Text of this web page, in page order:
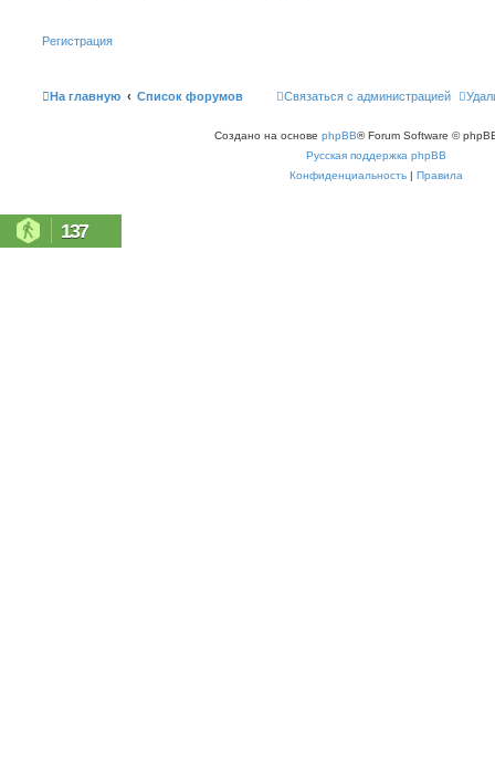
Регистрация
На главную Список форумов Связаться с администрацией
Создано на основе phpBB® Forum Software ©
Русская поддержка phpBB
Конфиденциальность | Правила
137